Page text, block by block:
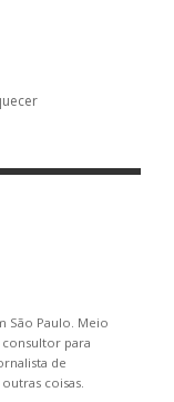
São Paulo. Meio
para
de
coisas.